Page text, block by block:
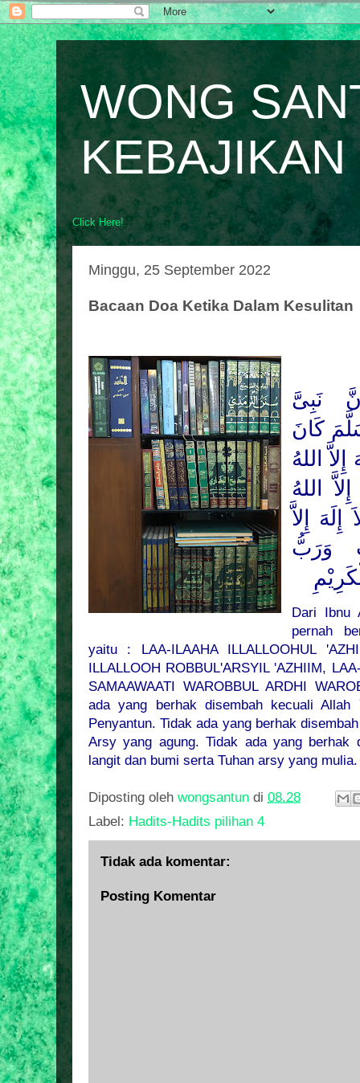
WONG
KEBAJIKAN
Click Here!
Minggu, 25 September 2022
Bacaan Doa Ketika Dalam Kesulitan
نَبِىَّ
كَانَ
اللهُ
اللهُ
إِلاَّ
وَرَبُّ
Dari Ibnu
pernah
yaitu : LAA-ILAAHA ILLALLOOHUL
ILLALLOOH ROBBUL'ARSYIL 'AZHIIM,
SAMAAWAATI WAROBBUL ARDHI
ada yang berhak disembah kecuali Allah
Penyantun. Tidak ada yang berhak
Arsy yang agung. Tidak ada yang berhak
langit dan bumi serta Tuhan arsy yang
Diposting oleh wongsantun di 08.28
Label: Hadits-Hadits pilihan 4
Tidak ada komentar:
Posting Komentar